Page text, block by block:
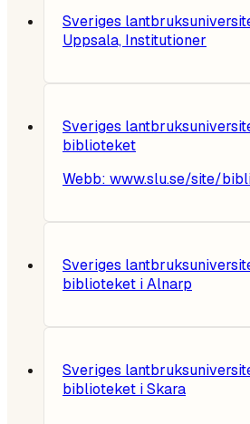
Sveriges
Uppsala, Institutioner
Sveriges
biblioteket
Webb: www.slu.se/site/
Sveriges
biblioteket i Alnarp
Sveriges
biblioteket i Skara